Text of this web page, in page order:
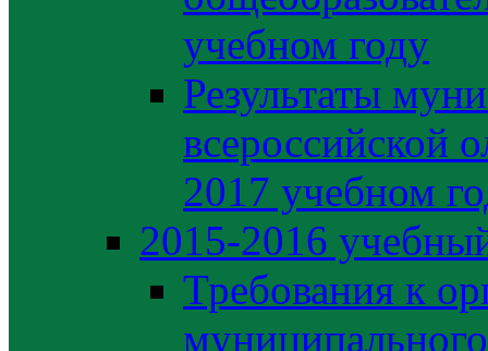
учебном году
Результаты
всероссийской
2017 учебном
2015-2016
Требования к